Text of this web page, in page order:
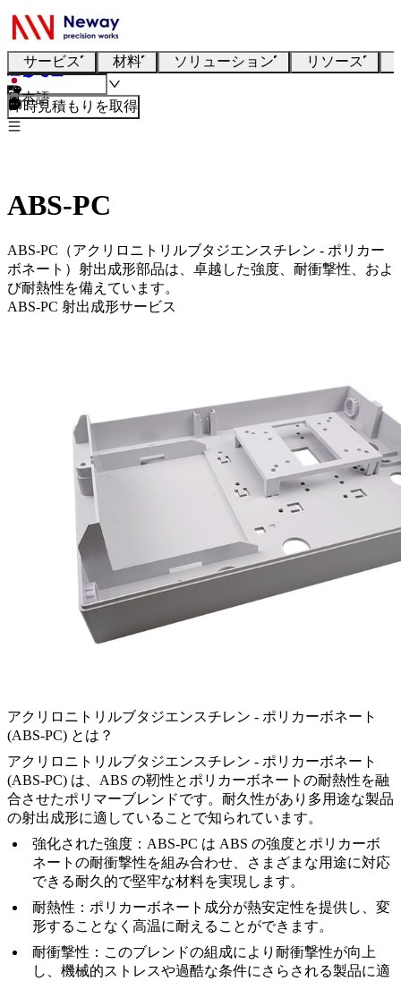
サービス 材料 ソリューション リソース
日本語
即時見積もりを取得
ABS-PC
ABS-PC（アクリロニトリルブタジエンスチレン - ポリカー
ボネート）射出成形部品は、卓越した強度、耐衝撃性、およ
び耐熱性を備えています。
ABS-PC 射出成形サービス
アクリロニトリルブタジエンスチレン - ポリカーボネート
(ABS-PC) とは？
アクリロニトリルブタジエンスチレン - ポリカーボネート
(ABS-PC) は、ABS の靭性とポリカーボネートの耐熱性を融
合させたポリマーブレンドです。耐久性があり多用途な製品
の射出成形に適していることで知られています。
強化された強度：ABS-PC は ABS の強度とポリカーボ
ネートの耐衝撃性を組み合わせ、さまざまな用途に対応
できる耐久的で堅牢な材料を実現します。
耐熱性：ポリカーボネート成分が熱安定性を提供し、変
形することなく高温に耐えることができます。
耐衝撃性：このブレンドの組成により耐衝撃性が向上
し、機械的ストレスや過酷な条件にさらされる製品に適